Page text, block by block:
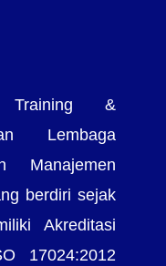
Training &
Lembaga
Manajemen
berdiri sejak
Akreditasi
17024:2012